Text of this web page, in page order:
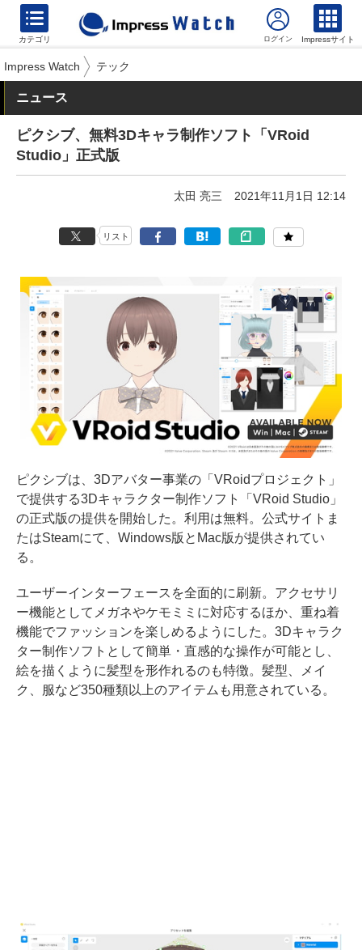
カテゴリ Impressサイト
Impress Watch テック
ニュース
ピクシブ、無料3Dキャラ制作ソフト「VRoid
Studio」正式版
太田 亮三 2021年11月1日 12:14
リスト
ピクシブは、3Dアバター事業の「VRoidプロジェクト」
で提供する3Dキャラクター制作ソフト「VRoid Studio」
の正式版の提供を開始した。利用は無料。公式サイトま
たはSteamにて、Windows版とMac版が提供されてい
る。
ユーザーインターフェースを全面的に刷新。アクセサリ
ー機能としてメガネやケモミミに対応するほか、重ね着
機能でファッションを楽しめるようにした。3Dキャラク
ター制作ソフトとして簡単・直感的な操作が可能とし、
絵を描くように髪型を形作れるのも特徴。髪型、メイ
ク、服など350種類以上のアイテムも用意されている。